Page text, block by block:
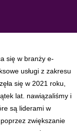
się w branży e-
usługi z zakresu
się w 2021 roku,
lat. nawiązaliśmy i
są liderami w
zwiększanie